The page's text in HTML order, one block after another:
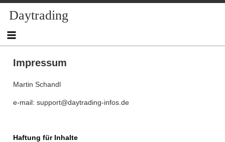
Daytrading
Impressum
Martin Schandl
e-mail: support@daytrading-infos.de
Haftung für Inhalte